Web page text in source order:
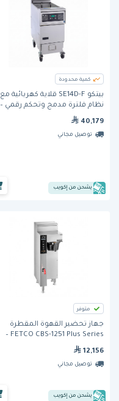
كمية محدودة
بيتكو SE14D-F قلاية كهربائية مع
نظام فلترة مدمج وتحكم رقمي –
40,179
توصيل مجاني
يشحن من إكويب
متوفر
جهاز تحضير القهوة المقطرة
FETCO CBS-1251 Plus Series –
ساعة
12,156
توصيل مجاني
يشحن من إكويب